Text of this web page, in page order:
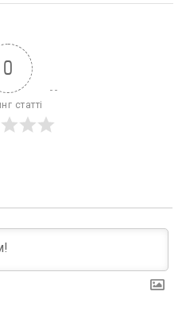
0
статті